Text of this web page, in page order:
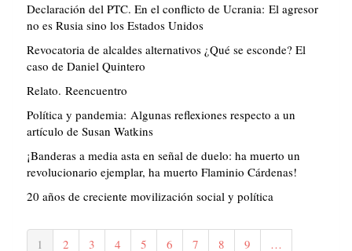
Declaración del PTC. En el conflicto de Ucrania: El agresor
no es Rusia sino los Estados Unidos
Revocatoria de alcaldes alternativos ¿Qué se esconde? El
caso de Daniel Quintero
Relato. Reencuentro
Política y pandemia: Algunas reflexiones respecto a un
artículo de Susan Watkins
¡Banderas a media asta en señal de duelo: ha muerto un
revolucionario ejemplar, ha muerto Flaminio Cárdenas!
20 años de creciente movilización social y política
Paginación
Página
1 Página
2 Página
3 Página
4 Página
5 Página
6 Página
7 Página
8 Página
9
…